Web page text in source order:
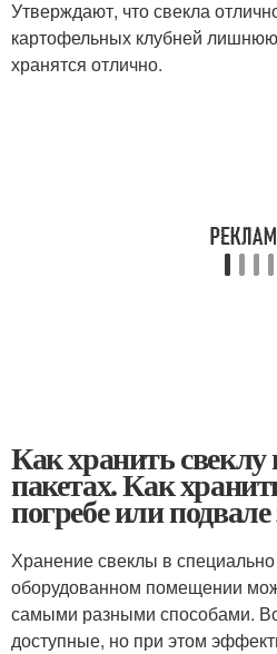
Утверждают, что свекла
картофельных клубней
хранятся отлично.
Как хранить свеклу
пакетах. Как
погребе или
Хранение свеклы в
оборудованном помещении
самыми разными способами.
доступные, но при этом